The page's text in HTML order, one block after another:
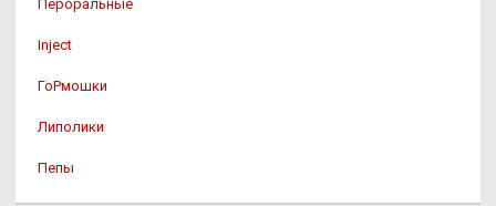
Пероральные
Inject
ГоРмошки
Липолики
Пепы